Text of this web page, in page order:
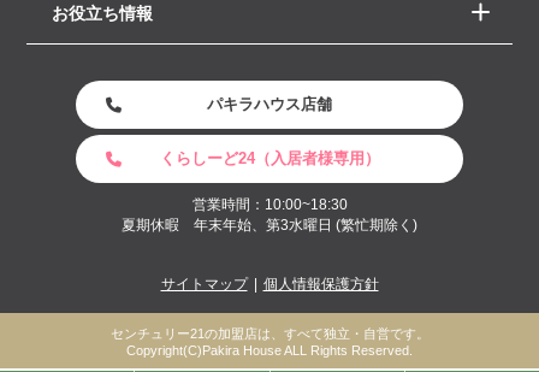
お役立ち情報
パキラハウス店舗
くらしーど24（入居者様専用）
営業時間：10:00~18:30
夏期休暇 年末年始、第3水曜日 (繁忙期除く)
サイトマップ 個人情報保護方針
センチュリー21の加盟店は、すべて独立・自営です。
Copyright(C)Pakira House ALL Rights Reserved.